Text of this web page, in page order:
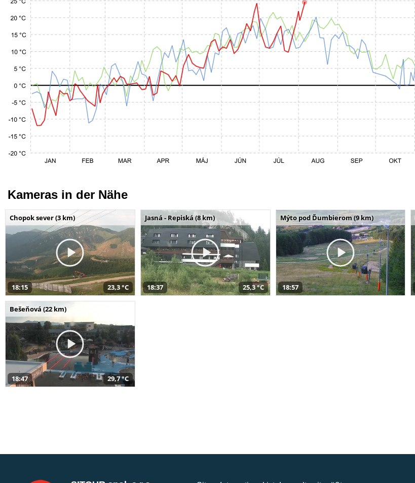
Kameras in der Nähe
Chopok sever (3 km)
18:15 23,3 °C
Jasná - Repiská (8 km)
18:37 25,3 °C
Mýto pod Ďumbierom (9 km)
18:57
Bešeňová (22 km)
18:47 29,7 °C